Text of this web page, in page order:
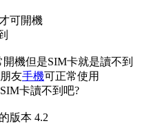
可開機
機但是SIM卡就是讀不到
友手機可正常使用
卡讀不到吧?
版本 4.2